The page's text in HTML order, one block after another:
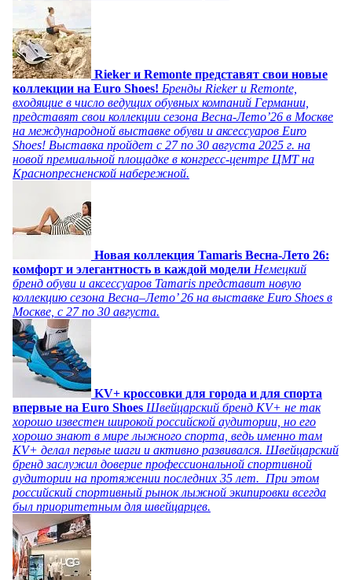
Rieker и Remonte представят свои новые
коллекции на Euro Shoes! Бренды Rieker и Remonte,
входящие в число ведущих обувных компаний Германии,
представят свои коллекции сезона Весна-Лето’26 в Москве
на международной выставке обуви и аксессуаров Euro
Shoes! Выставка пройдет c 27 по 30 августа 2025 г. на
новой премиальной площадке в конгресс-центре ЦМТ на
Краснопресненской набережной.
Новая коллекция Tamaris Весна-Лето 26:
комфорт и элегантность в каждой модели Немецкий
бренд обуви и аксессуаров Tamaris представит новую
коллекцию сезона Весна–Лето’ 26 на выставке Euro Shoes в
Москве, с 27 по 30 августа.
KV+ кроссовки для города и для спорта
впервые на Euro Shoes Швейцарский бренд KV+ не так
хорошо известен широкой российской аудитории, но его
хорошо знают в мире лыжного спорта, ведь именно там
KV+ делал первые шаги и активно развивался. Швейцарский
бренд заслужил доверие профессиональной спортивной
аудитории на протяжении последних 35 лет. При этом
российский спортивный рынок лыжной экипировки всегда
был приоритетным для швейцарцев.